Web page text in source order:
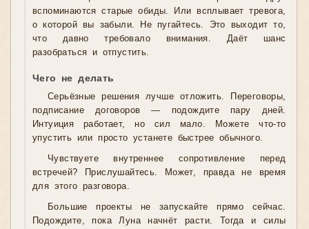
вспоминаются старые обиды. Или всплывает тревога,
о которой вы забыли. Не пугайтесь. Это выходит то,
что давно требовало внимания. Даёт шанс
разобраться и отпустить.
Чего не делать
Серьёзные решения лучше отложить. Переговоры,
подписание договоров — подождите пару дней.
Интуиция работает, но сил мало. Можете что-то
упустить или просто устанете быстрее обычного.
Чувствуете внутреннее сопротивление перед
встречей? Прислушайтесь. Может, правда не время
для этого разговора.
Большие проекты не запускайте прямо сейчас.
Подождите, пока Луна начнёт расти. Тогда и силы